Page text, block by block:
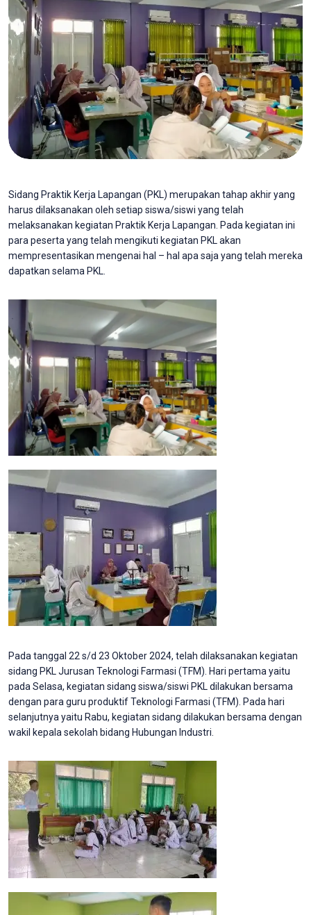
Sidang Praktik Kerja Lapangan (PKL) merupakan tahap akhir yang
harus dilaksanakan oleh setiap siswa/siswi yang telah
melaksanakan kegiatan Praktik Kerja Lapangan. Pada kegiatan ini
para peserta yang telah mengikuti kegiatan PKL akan
mempresentasikan mengenai hal – hal apa saja yang telah mereka
dapatkan selama PKL.
Pada tanggal 22 s/d 23 Oktober 2024, telah dilaksanakan kegiatan
sidang PKL Jurusan Teknologi Farmasi (TFM). Hari pertama yaitu
pada Selasa, kegiatan sidang siswa/siswi PKL dilakukan bersama
dengan para guru produktif Teknologi Farmasi (TFM). Pada hari
selanjutnya yaitu Rabu, kegiatan sidang dilakukan bersama dengan
wakil kepala sekolah bidang Hubungan Industri.